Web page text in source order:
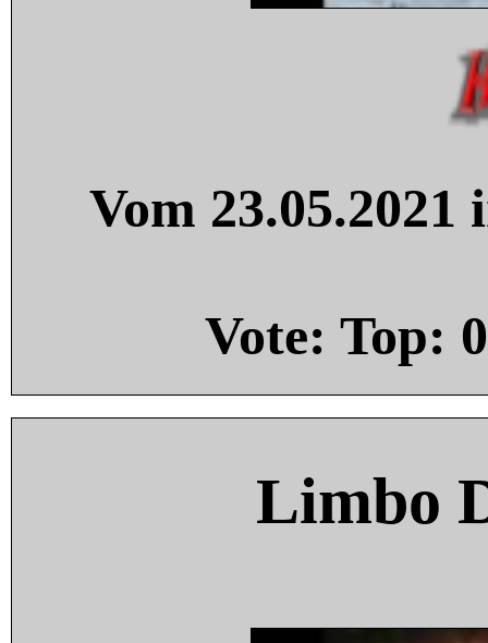
Vom
Vote: Top: 0
Limbo